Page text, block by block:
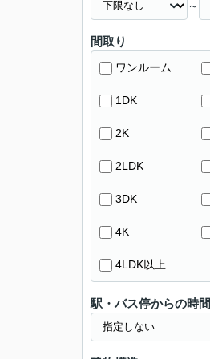
～
間取り
ワンルーム
1DK
2K
2LDK
3DK
4K
4LDK以上
駅・バス停からの時間